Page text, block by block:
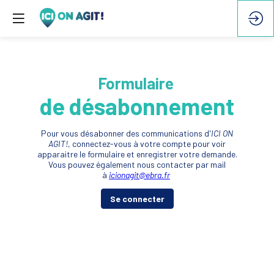
Formulaire
de désabonnement
Pour vous désabonner des communications d'ICI ON
AGIT!, connectez-vous à votre compte pour voir
apparaitre le formulaire et enregistrer votre demande.
Vous pouvez également nous contacter par mail
à icionagit@ebra.fr
Se connecter